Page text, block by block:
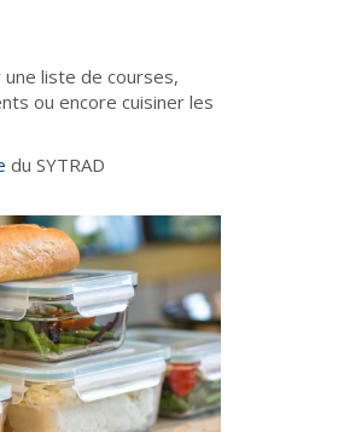
liste de courses,
ou encore cuisiner les
du SYTRAD